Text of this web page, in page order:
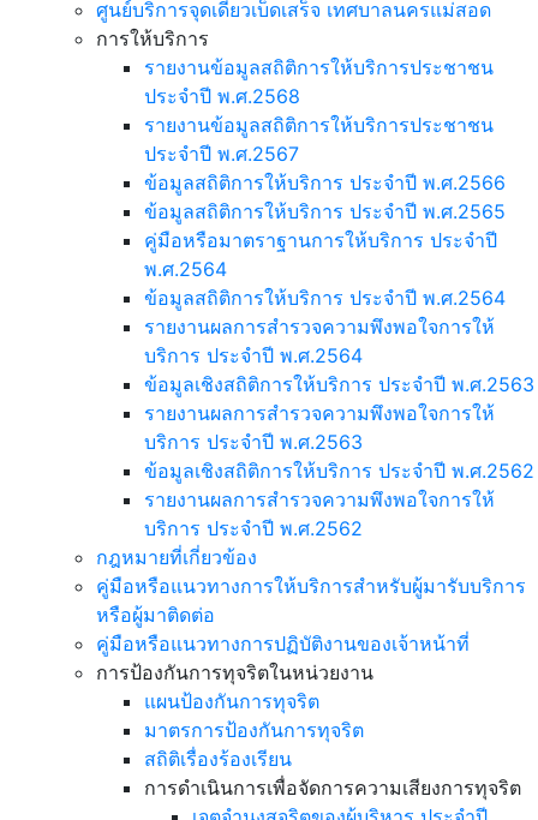
ศูนย์บริการจุดเดียวเบ็ดเสร็จ เทศบาลนครแม่สอด
การให้บริการ
รายงานข้อมูลสถิติการให้บริการประชาชน
ประจำปี พ.ศ.2568
รายงานข้อมูลสถิติการให้บริการประชาชน
ประจำปี พ.ศ.2567
ข้อมูลสถิติการให้บริการ ประจำปี พ.ศ.2566
ข้อมูลสถิติการให้บริการ ประจำปี พ.ศ.2565
คู่มือหรือมาตราฐานการให้บริการ ประจำปี
พ.ศ.2564
ข้อมูลสถิติการให้บริการ ประจำปี พ.ศ.2564
รายงานผลการสำรวจความพึงพอใจการให้
บริการ ประจำปี พ.ศ.2564
ข้อมูลเชิงสถิติการให้บริการ ประจำปี พ.ศ.2563
รายงานผลการสำรวจความพึงพอใจการให้
บริการ ประจำปี พ.ศ.2563
ข้อมูลเชิงสถิติการให้บริการ ประจำปี พ.ศ.2562
รายงานผลการสำรวจความพึงพอใจการให้
บริการ ประจำปี พ.ศ.2562
กฎหมายที่เกี่ยวข้อง
คู่มือหรือแนวทางการให้บริการสำหรับผู้มารับบริการ
หรือผู้มาติดต่อ
คู่มือหรือแนวทางการปฏิบัติงานของเจ้าหน้าที่
การป้องกันการทุจริตในหน่วยงาน
แผนป้องกันการทุจริต
มาตรการป้องกันการทุจริต
สถิติเรื่องร้องเรียน
การดำเนินการเพื่อจัดการความเสียงการทุจริต